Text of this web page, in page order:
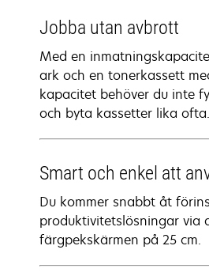
Jobba utan avbrott
Med en
ark och en tonerkassett
kapacitet behöver du inte
och byta kassetter lika ofta.
Smart och enkel att
Du kommer snabbt åt
produktivitetslösningar via
färgpekskärmen på 25 cm.